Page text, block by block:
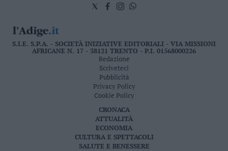
S.I.E. S.P.A. - SOCIETÀ INIZIATIVE EDITORIALI - VIA MISSIONI
AFRICANE N. 17 - 38121 TRENTO - P.I. 01568000226
Redazione
Scriveteci
Pubblicità
Privacy Policy
Cookie Policy
CRONACA
ATTUALITÀ
ECONOMIA
CULTURA E SPETTACOLI
SALUTE E BENESSERE